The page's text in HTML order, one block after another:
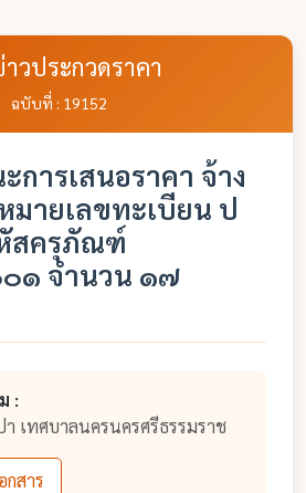
วประกวดราคา
ฉบับที่ : 19152
การเสนอราคา จ้าง
มายเลขทะเบียน ป
สครุภัณฑ์
๑ จำนวน ๑๗
:
เทศบาลนครนครศรีธรรมราช
กสาร